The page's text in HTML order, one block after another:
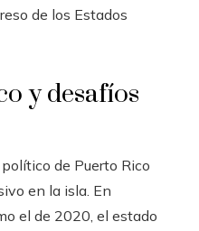
de los Estados
y desafíos
de Puerto Rico
en la isla. En
el de 2020, el estado